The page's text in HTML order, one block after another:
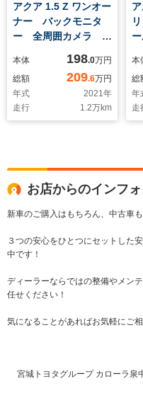
アクア 1.5 Z ワンオー
ナー バックモニタ
ー 全周囲カメラ ク
衝突被害軽減ブレー
キ 車線逸脱警報 サ
ポカー 先進ライト
本体 198.0万円
総額
209.6万円
年式
2021年
走行
1.2万km
本
総
年
走
お店からのインフ
新車のご購入はもちろん、中古車
３つの安心をひとつにセットした
中です！
ディーラーならではの整備やメン
任せください！
気になることがあればお気軽にご
宮城トヨタグループ カローラ泉